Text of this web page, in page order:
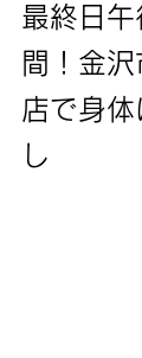
最終日
間！金
店で身
し